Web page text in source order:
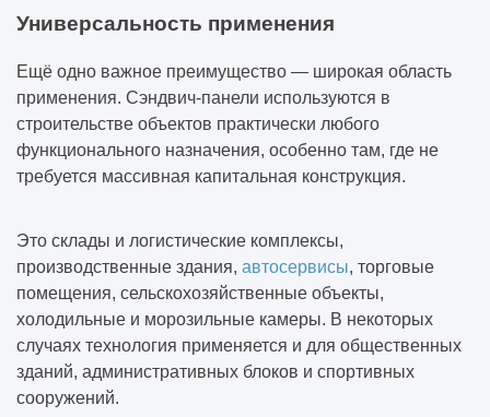
Универсальность применения
Ещё одно важное преимущество — широкая область
применения. Сэндвич-панели используются в
строительстве объектов практически любого
функционального назначения, особенно там, где не
требуется массивная капитальная конструкция.
Это склады и логистические комплексы,
производственные здания, автосервисы, торговые
помещения, сельскохозяйственные объекты,
холодильные и морозильные камеры. В некоторых
случаях технология применяется и для общественных
зданий, административных блоков и спортивных
сооружений.